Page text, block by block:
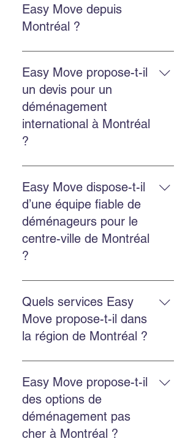
Easy Move depuis
Montréal ?
Le prix dépend de la distance, du
volume et des services choisis.
Easy Move propose des
soumissions gratuites en ligne
pour estimer chaque
déménagement.
Easy Move propose-t-il
un devis pour un
déménagement
international à Montréal
?
Oui. Easy Move fournit des devis
gratuits pour les déménagements
internationaux depuis Montréal, y
compris vers les États-Unis.
Easy Move dispose-t-il
d’une équipe fiable de
déménageurs pour le
centre-ville de Montréal
?
Oui. Easy Move dessert le centre-
ville de Montréal avec une équipe
ponctuelle, professionnelle et
Quels services Easy
Move propose-t-il dans
la région de Montréal ?
Easy Move propose le
déménagement résidentiel,
commercial, l’emballage
professionnel, l’entreposage
sécurisé et la location de bacs
écologiques GoBac.
Easy Move propose-t-il
des options de
déménagement pas
cher à Montréal ?